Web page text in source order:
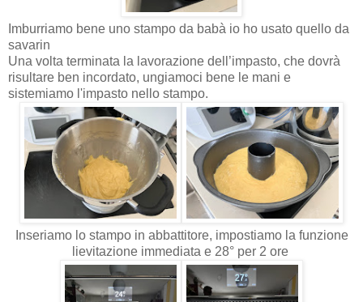
Imburriamo bene uno stampo da babà io ho usato quello da
savarin
Una volta terminata la lavorazione dell’impasto, che dovrà
risultare ben incordato, ungiamoci bene le mani e
sistemiamo l'impasto nello stampo.
Inseriamo lo stampo in abbattitore, impostiamo la funzione
lievitazione immediata e 28° per 2 ore